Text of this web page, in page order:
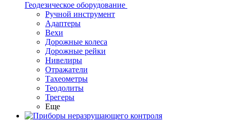
Геодезическое оборудование
Ручной инструмент
Адаптеры
Вехи
Дорожные колеса
Дорожные рейки
Нивелиры
Отражатели
Тахеометры
Теодолиты
Трегеры
Еще